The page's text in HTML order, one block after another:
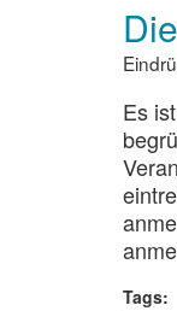
Es
Tags